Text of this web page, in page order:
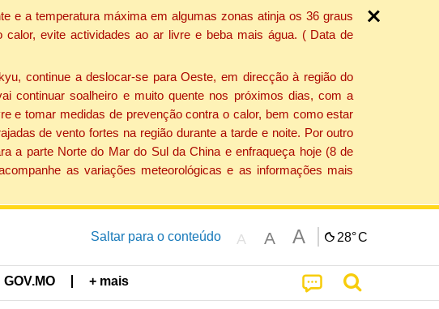
e a temperatura máxima em algumas zonas atinja os 36 graus
evite actividades ao ar livre e beba mais água. ( Data de
continue a deslocar-se para Oeste, em direcção à região do
continuar soalheiro e muito quente nos próximos dias, com a
e tomar medidas de prevenção contra o calor, bem como estar
de vento fortes na região durante a tarde e noite. Por outro
a parte Norte do Mar do Sul da China e enfraqueça hoje (8 de
as variações meteorológicas e as informações mais
Saltar para o conteúdo A A A 28°C
GOV.MO + mais